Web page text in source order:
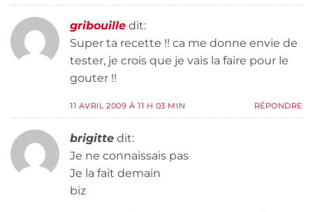
gribouille dit:
Super ta recette !! ca me donne envie de
tester, je crois que je vais la faire pour le
gouter !!
11 AVRIL 2009 À 11 H 03 MIN RÉPONDRE
brigitte dit:
Je ne connaissais pas
Je la fait demain
biz